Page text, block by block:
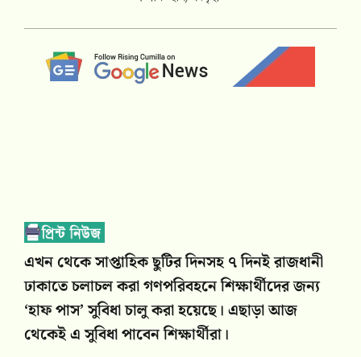
এখন থেকে সাপ্তাহিক ছুটির দিনসহ ৭ দিনই রাজধানী
ঢাকাতে চলাচল করা গণপরিবহনে শিক্ষার্থীদের জন্য
‘হাফ পাস’ সুবিধা চালু করা হয়েছে। এছাড়া আজ
থেকেই এ সুবিধা পাবেন শিক্ষার্থীরা।